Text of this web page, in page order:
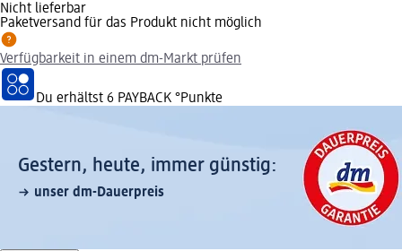
Nicht lieferbar
Paketversand für das Produkt nicht möglich
Verfügbarkeit in einem dm-Markt prüfen
Du erhältst 6 PAYBACK °Punkte
Gestern, heute, immer günstig:
unser dm-Dauerpreis